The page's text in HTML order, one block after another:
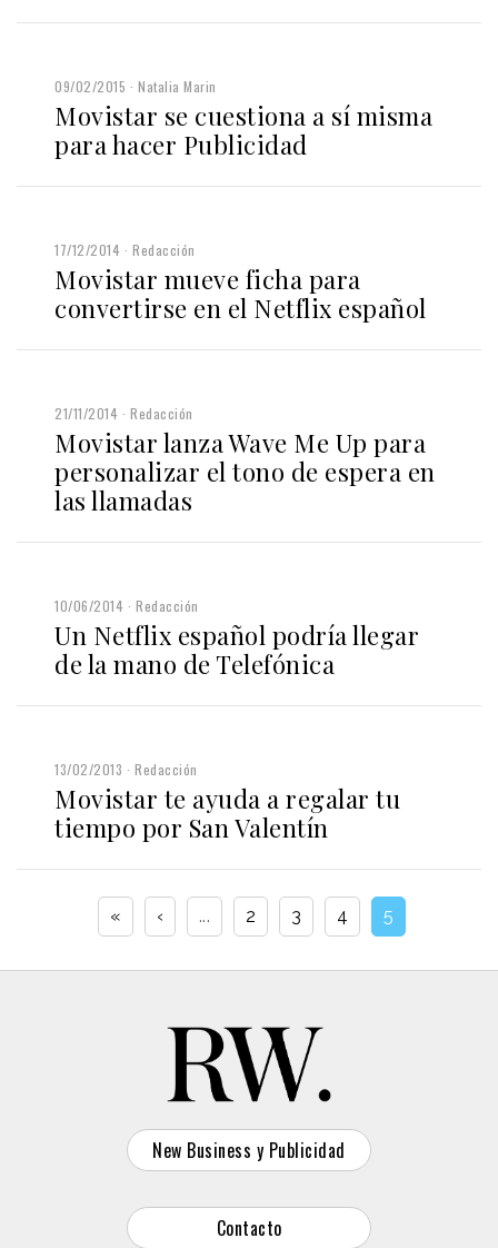
09/02/2015 Natalia Marin
Movistar se cuestiona a sí misma
para hacer Publicidad
17/12/2014 Redacción
Movistar mueve ficha para
convertirse en el Netflix español
21/11/2014 Redacción
Movistar lanza Wave Me Up para
personalizar el tono de espera en
las llamadas
10/06/2014 Redacción
Un Netflix español podría llegar
de la mano de Telefónica
13/02/2013 Redacción
Movistar te ayuda a regalar tu
tiempo por San Valentín
« ‹ ... 2 3 4 5
New Business y Publicidad
Contacto